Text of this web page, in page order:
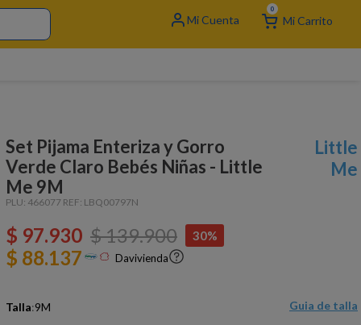
0
Set Pijama Enteriza y Gorro
Verde Claro Bebés Niñas - Little
Me 9M
PLU: 466077 REF: LBQ00797N
Little
Me
$ 97.930 $139.900 30%
$ 88.137 Davivienda
Talla:9M Guia de talla